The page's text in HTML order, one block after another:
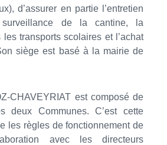
d’assurer en partie l’entretien
de la cantine, la
transports scolaires et l’achat
siège est basé à la mairie de
CHAVEYRIAT est composé de
deux Communes. C’est cette
les règles de fonctionnement de
avec les directeurs